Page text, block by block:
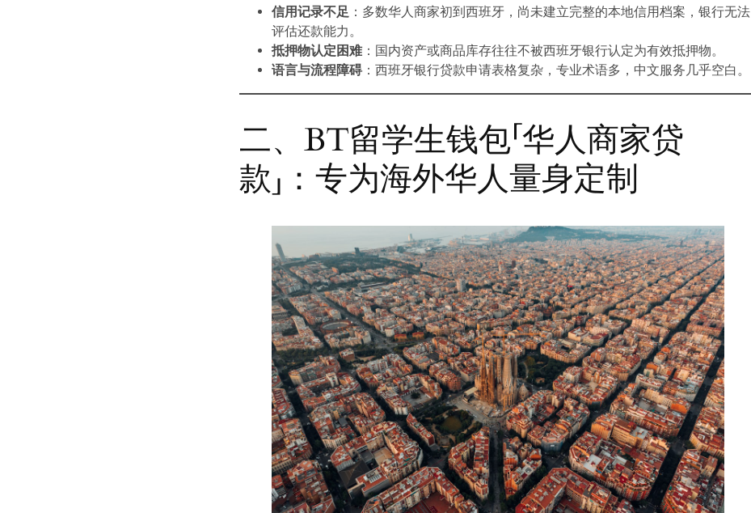
信用记录不足 ：多数华人商家初到西班牙，尚未建立完整的本地信用档案，银行无法
评估还款能力。
抵押物认定困难：国内资产或商品库存往往不被西班牙银行认定为有效抵押物。
语言与流程障碍：西班牙银行贷款申请表格复杂，专业术语多，中文服务几乎空白。
二、BT留学生钱包「华人商家贷
款」：专为海外华人量身定制